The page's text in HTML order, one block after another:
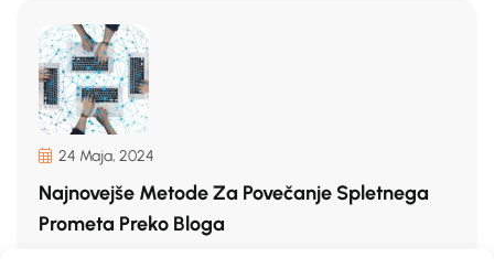
24 Maja, 2024
Najnovejše Metode Za Povečanje Spletnega
Prometa Preko Bloga